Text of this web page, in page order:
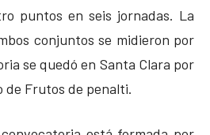
puntos en seis jornadas. La
conjuntos se midieron por
se quedó en Santa Clara por
de Frutos de penalti.